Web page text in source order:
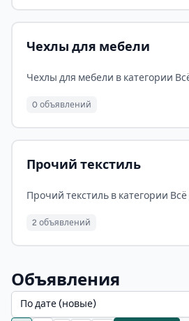
Чехлы для мебели
Чехлы для мебели в категории
0 объявлений
Прочий текстиль
Прочий текстиль в категории
2 объявлений
Объявления
По дате (новые)